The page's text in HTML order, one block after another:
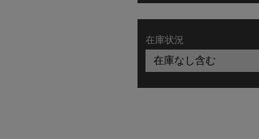
在庫状況